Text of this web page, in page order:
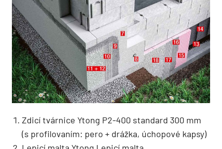
Zdicí tvárnice Ytong P2-400 standard 300 mm
(s profilovaním: pero + drážka, úchopové kapsy)